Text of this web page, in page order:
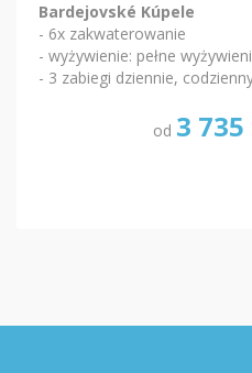
Bardejovské Kúpele
- 6x zakwaterowanie
- wyżywienie: pełne
- 3 zabiegi dziennie,
od 3 735